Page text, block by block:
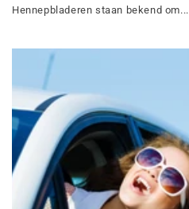
Hennepbladeren staan bekend om...